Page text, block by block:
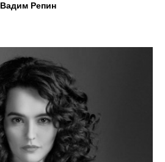
Вадим Репин